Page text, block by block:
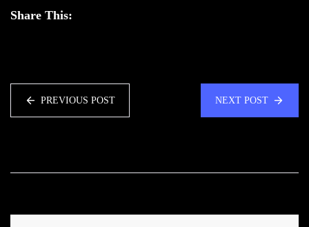
Share This:
PREVIOUS POST NEXT POST